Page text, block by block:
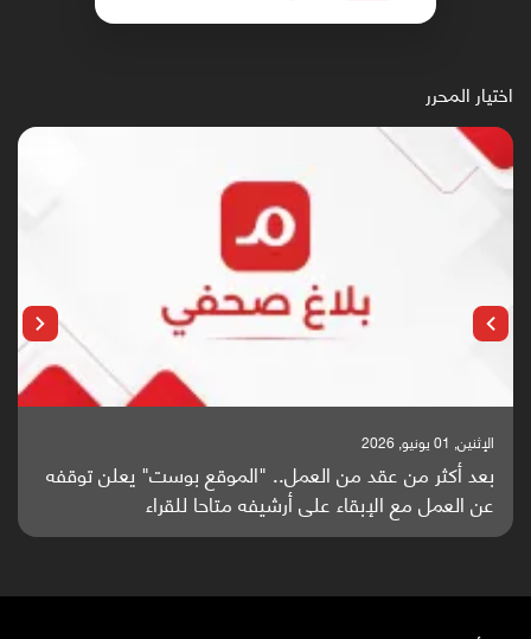
اختيار المحرر
الإثنين, 25 مايو, 2026
باحثون من اليمن يدخلون سباق أبحاث ألزهايمر بدراسة
واعدة منشورة عالميا (ترجمة)